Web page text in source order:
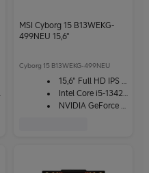
MSI Cyborg 15 B13WEKG-
499NEU 15,6"
Cyborg 15 B13WEKG-499NEU
15,6" Full HD IPS -näyttö
Intel Core i5-13420H
NVIDIA GeForce RTX 5050